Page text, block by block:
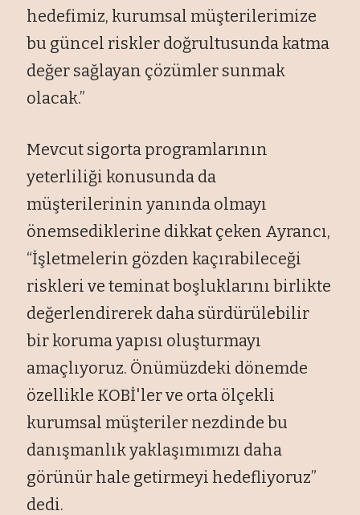
hedefimiz, kurumsal müşterilerimize
bu güncel riskler doğrultusunda katma
değer sağlayan çözümler sunmak
olacak.”
Mevcut sigorta programlarının
yeterliliği konusunda da
müşterilerinin yanında olmayı
önemsediklerine dikkat çeken Ayrancı,
“İşletmelerin gözden kaçırabileceği
riskleri ve teminat boşluklarını birlikte
değerlendirerek daha sürdürülebilir
bir koruma yapısı oluşturmayı
amaçlıyoruz. Önümüzdeki dönemde
özellikle KOBİ'ler ve orta ölçekli
kurumsal müşteriler nezdinde bu
danışmanlık yaklaşımımızı daha
görünür hale getirmeyi hedefliyoruz”
dedi.